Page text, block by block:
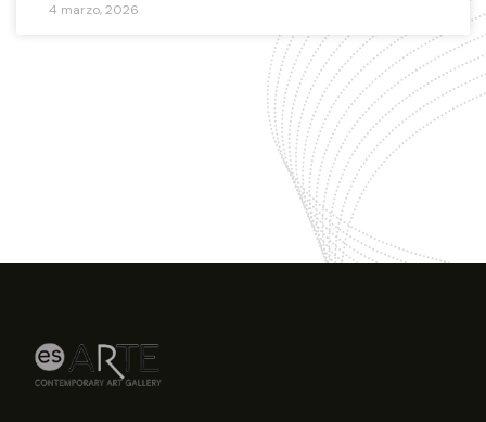
4 marzo, 2026